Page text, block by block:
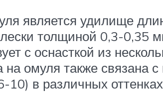
является удилище
толщиной 0,3-0,35
с оснасткой из
омуля также связана
в различных оттенках